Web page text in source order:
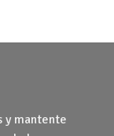
y mantente